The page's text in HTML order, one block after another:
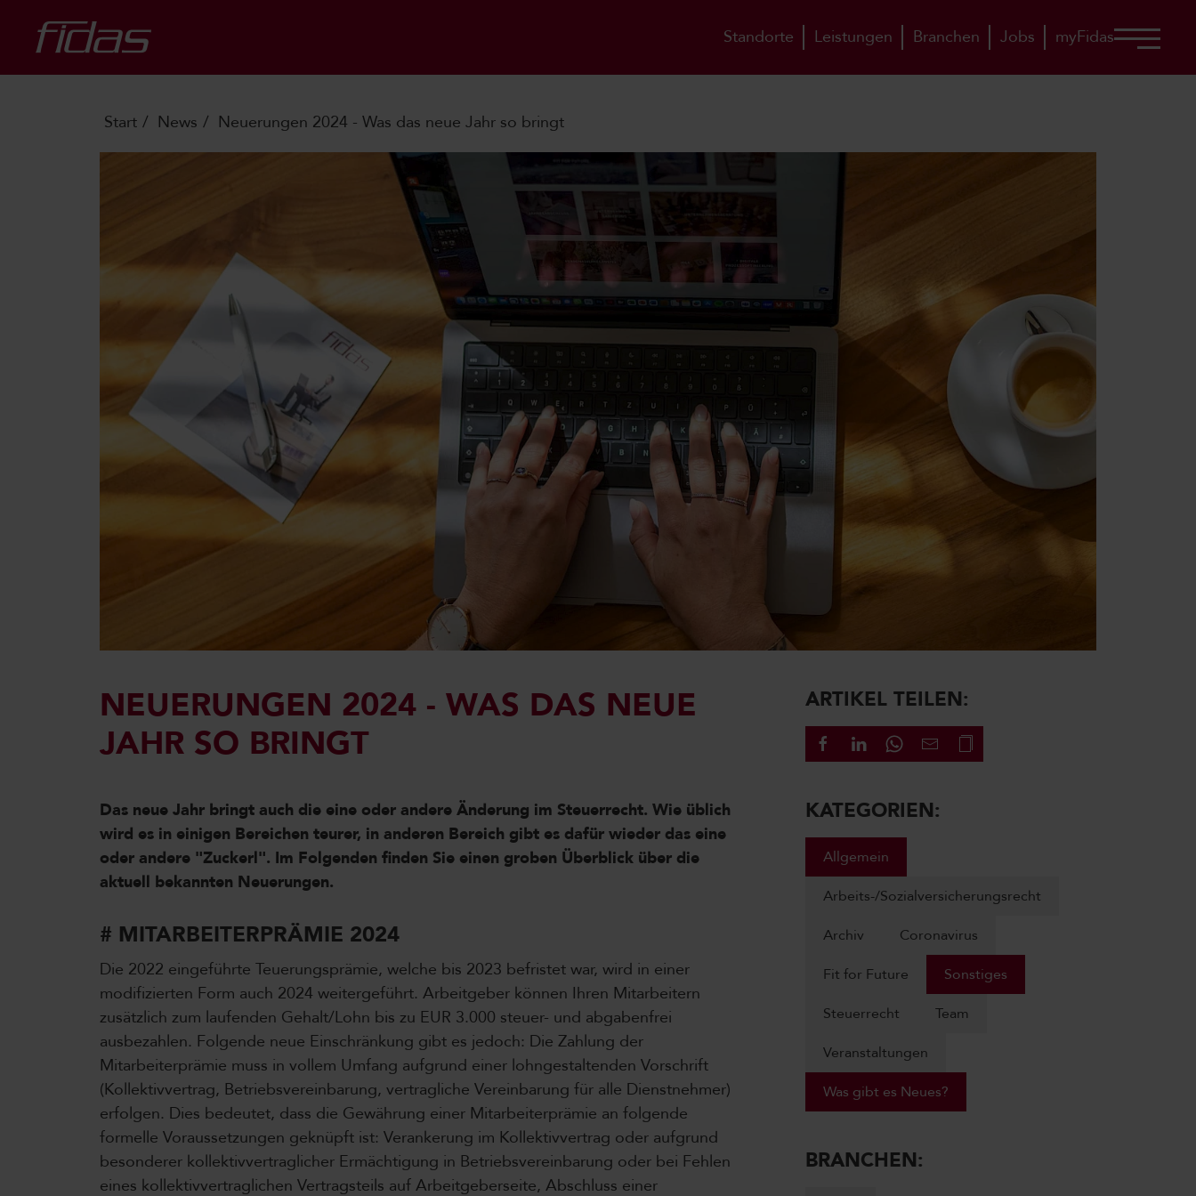
Standorte Leistungen Branchen Jobs myFidas
Start News Neuerungen 2024 - Was das neue Jahr so bringt
NEUERUNGEN 2024 - WAS DAS NEUE
JAHR SO BRINGT
Das neue Jahr bringt auch die eine oder andere Änderung im Steuerrecht. Wie üblich
wird es in einigen Bereichen teurer, in anderen Bereich gibt es dafür wieder das eine
oder andere "Zuckerl". Im Folgenden finden Sie einen groben Überblick über die
aktuell bekannten Neuerungen.
# MITARBEITERPRÄMIE 2024
Die 2022 eingeführte Teuerungsprämie, welche bis 2023 befristet war, wird in einer
modifizierten Form auch 2024 weitergeführt. Arbeitgeber können Ihren Mitarbeitern
zusätzlich zum laufenden Gehalt/Lohn bis zu EUR 3.000 steuer- und abgabenfrei
ausbezahlen. Folgende neue Einschränkung gibt es jedoch: Die Zahlung der
Mitarbeiterprämie muss in vollem Umfang aufgrund einer lohngestaltenden Vorschrift
(Kollektivvertrag, Betriebsvereinbarung, vertragliche Vereinbarung für alle Dienstnehmer)
erfolgen. Dies bedeutet, dass die Gewährung einer Mitarbeiterprämie an folgende
formelle Voraussetzungen geknüpft ist: Verankerung im Kollektivvertrag oder aufgrund
besonderer kollektivvertraglicher Ermächtigung in Betriebsvereinbarung oder bei Fehlen
eines kollektivvertraglichen Vertragsteils auf Arbeitgeberseite, Abschluss einer
ARTIKEL TEILEN:
KATEGORIEN:
Allgemein
Arbeits-/Sozialversicherungsrecht
Archiv
Coronavirus
Fit for Future
Sonstiges
Steuerrecht
Team
Veranstaltungen
Was gibt es Neues?
BRANCHEN: